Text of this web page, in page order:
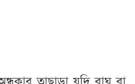
তাছাড়া যদি বাঘ বা